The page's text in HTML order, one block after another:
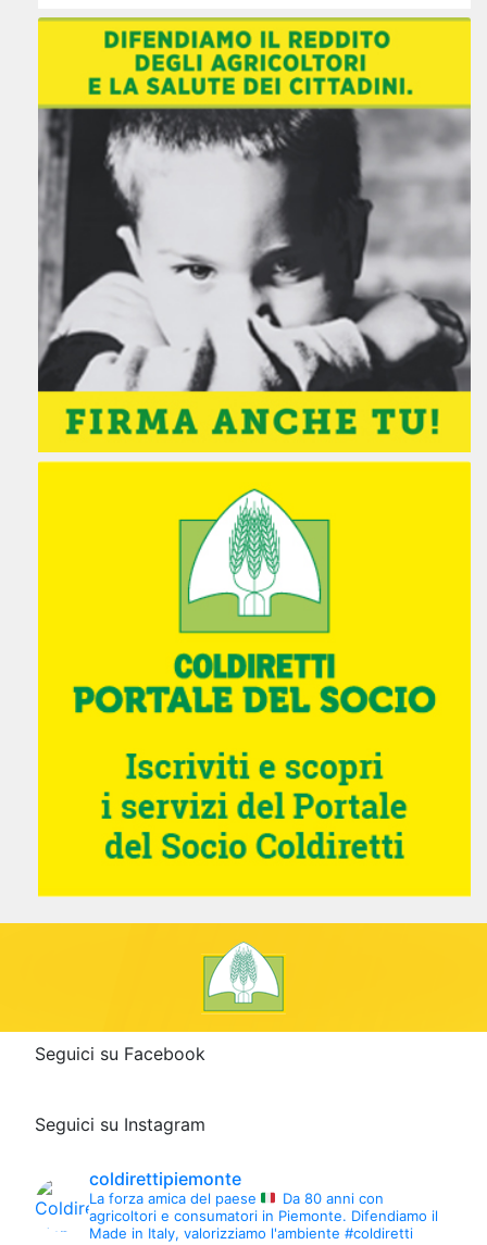
Seguici su Facebook
Seguici su Instagram
coldirettipiemonte
La forza amica del paese
Da 80 anni con
agricoltori e consumatori in Piemonte. Difendiamo il
Made in Italy, valorizziamo l'ambiente #coldiretti